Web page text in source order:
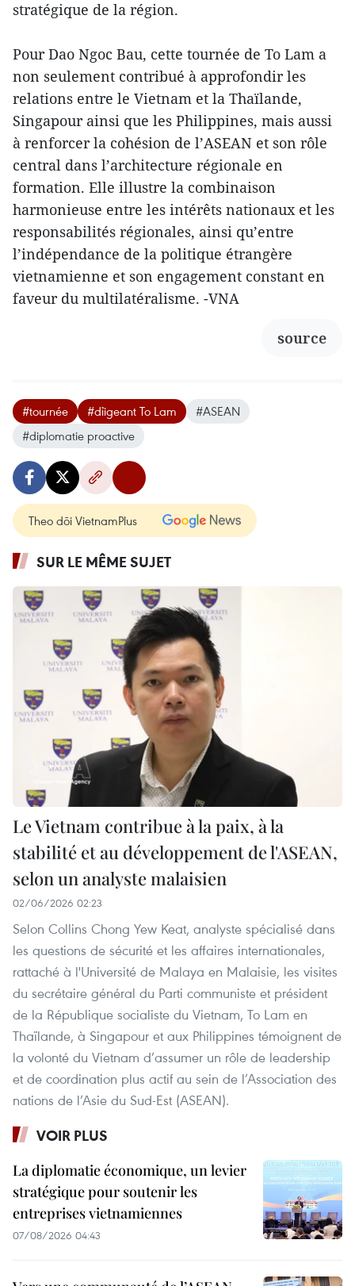
stratégique de la région.
Pour Dao Ngoc Bau, cette tournée de To Lam a
non seulement contribué à approfondir les
relations entre le Vietnam et la Thaïlande,
Singapour ainsi que les Philippines, mais aussi
à renforcer la cohésion de l’ASEAN et son rôle
central dans l’architecture régionale en
formation. Elle illustre la combinaison
harmonieuse entre les intérêts nationaux et les
responsabilités régionales, ainsi qu’entre
l’indépendance de la politique étrangère
vietnamienne et son engagement constant en
faveur du multilatéralisme. -VNA
source
#tournée #dỉigeant To Lam
#ASEAN
#diplomatie proactive
Theo dõi VietnamPlus
SUR LE MÊME SUJET
Le Vietnam contribue à la paix, à la
stabilité et au développement de l'ASEAN,
selon un analyste malaisien
02/06/2026 02:23
Selon Collins Chong Yew Keat, analyste spécialisé dans
les questions de sécurité et les affaires internationales,
rattaché à l'Université de Malaya en Malaisie, les visites
du secrétaire général du Parti communiste et président
de la République socialiste du Vietnam, To Lam en
Thaïlande, à Singapour et aux Philippines témoignent de
la volonté du Vietnam d’assumer un rôle de leadership
et de coordination plus actif au sein de l’Association des
nations de l’Asie du Sud-Est (ASEAN).
VOIR PLUS
La diplomatie économique, un levier
stratégique pour soutenir les
entreprises vietnamiennes
07/08/2026 04:43